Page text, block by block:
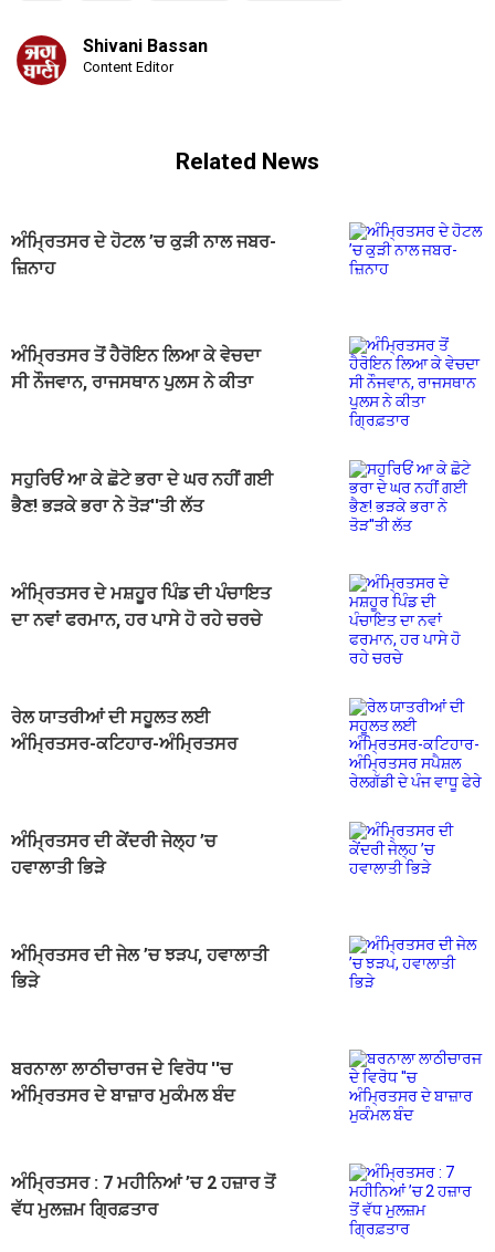
Shivani Bassan
Content Editor
Related News
ਅੰਮ੍ਰਿਤਸਰ ਦੇ ਹੋਟਲ ’ਚ ਕੁੜੀ ਨਾਲ ਜਬਰ-
ਜ਼ਿਨਾਹ
ਅੰਮ੍ਰਿਤਸਰ ਤੋਂ ਹੈਰੋਇਨ ਲਿਆ ਕੇ ਵੇਚਦਾ
ਸੀ ਨੌਜਵਾਨ, ਰਾਜਸਥਾਨ ਪੁਲਸ ਨੇ ਕੀਤਾ
ਸਹੁਰਿਓਂ ਆ ਕੇ ਛੋਟੇ ਭਰਾ ਦੇ ਘਰ ਨਹੀਂ ਗਈ
ਭੈਣ! ਭੜਕੇ ਭਰਾ ਨੇ ਤੋੜ''ਤੀ ਲੱਤ
ਅੰਮ੍ਰਿਤਸਰ ਦੇ ਮਸ਼ਹੂਰ ਪਿੰਡ ਦੀ ਪੰਚਾਇਤ
ਦਾ ਨਵਾਂ ਫਰਮਾਨ, ਹਰ ਪਾਸੇ ਹੋ ਰਹੇ ਚਰਚੇ
ਰੇਲ ਯਾਤਰੀਆਂ ਦੀ ਸਹੂਲਤ ਲਈ
ਅੰਮ੍ਰਿਤਸਰ-ਕਟਿਹਾਰ-ਅੰਮ੍ਰਿਤਸਰ
ਅੰਮ੍ਰਿਤਸਰ ਦੀ ਕੇਂਦਰੀ ਜੇਲ੍ਹ ’ਚ
ਹਵਾਲਾਤੀ ਭਿੜੇ
ਅੰਮ੍ਰਿਤਸਰ ਦੀ ਜੇਲ ’ਚ ਝੜਪ, ਹਵਾਲਾਤੀ
ਭਿੜੇ
ਬਰਨਾਲਾ ਲਾਠੀਚਾਰਜ ਦੇ ਵਿਰੋਧ ''ਚ
ਅੰਮ੍ਰਿਤਸਰ ਦੇ ਬਾਜ਼ਾਰ ਮੁਕੰਮਲ ਬੰਦ
ਅੰਮ੍ਰਿਤਸਰ : 7 ਮਹੀਨਿਆਂ ’ਚ 2 ਹਜ਼ਾਰ ਤੋਂ
ਵੱਧ ਮੁਲਜ਼ਮ ਗ੍ਰਿਫ਼ਤਾਰ